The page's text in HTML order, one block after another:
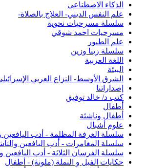
الذكاء الاصطناعي
علم النفس الديني- العلاج بالصلاة-
سلسلة مسرحيات نحوية
مسرحيات احمد شوقي
علم الطيور
سلسلة زينا وزين
اللغة العربية
البيئة
الشرق الأوسط- النزاع العربي
إصداراتنا
كتب د/ خالد توفيق
أطفال
أطفال وناشئة
علوم أشبال
سلسلة الغرفة المظلمة - أدب اليافعين
سلسلة المغامرات - أدب اليافعين
سلسلة الفرسان الثلاثة - أدب اليافعين
حكايات الفيل و النملة (ملونة) - أطفال